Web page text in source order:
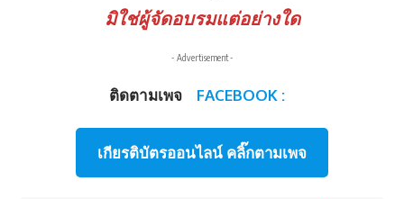
มิใช่ผู้จัดอบรมแต่อย่างใด
- Advertisement -
ติดตามเพจ FACEBOOK :
เกียรติบัตรออนไลน์ คลิ๊กตามเพจ